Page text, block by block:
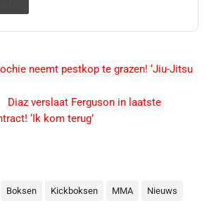
neemt pestkop te grazen! ‘Jiu-Jitsu
Diaz verslaat Ferguson in laatste
‘Ik kom terug’
Boksen Kickboksen MMA Nieuws